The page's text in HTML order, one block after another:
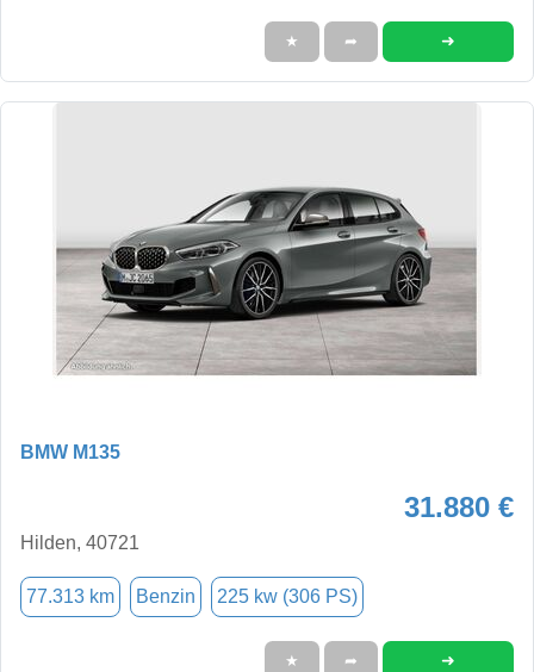
★ ➦ ➜
BMW M135
31.880 €
Hilden, 40721
77.313 km Benzin 225 kw (306 PS)
★ ➦ ➜